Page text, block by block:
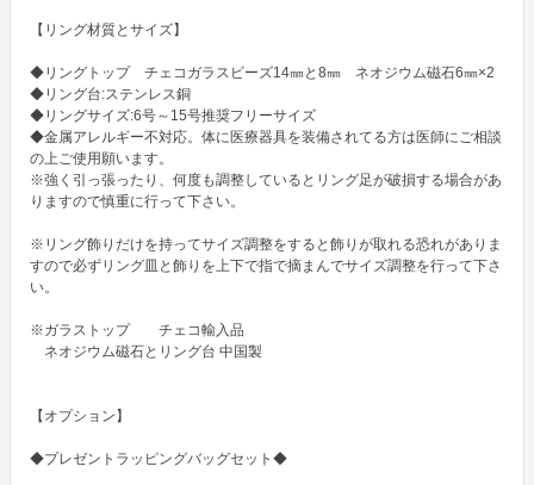
【リング材質とサイズ】
◆リングトップ　チェコガラスビーズ14㎜と8㎜　ネオジウム磁石6㎜×2
◆リング台:ステンレス銅
◆リングサイズ:6号～15号推奨フリーサイズ
◆金属アレルギー不対応。体に医療器具を装備されてる方は医師にご相談
の上ご使用願います。
※強く引っ張ったり、何度も調整しているとリング足が破損する場合があ
りますので慎重に行って下さい。
※リング飾りだけを持ってサイズ調整をすると飾りが取れる恐れがありま
すので必ずリング皿と飾りを上下で指で摘まんでサイズ調整を行って下さ
い。
※ガラストップ　　チェコ輸入品
ネオジウム磁石とリング台 中国製
【オプション】
◆プレゼントラッピングバッグセット◆